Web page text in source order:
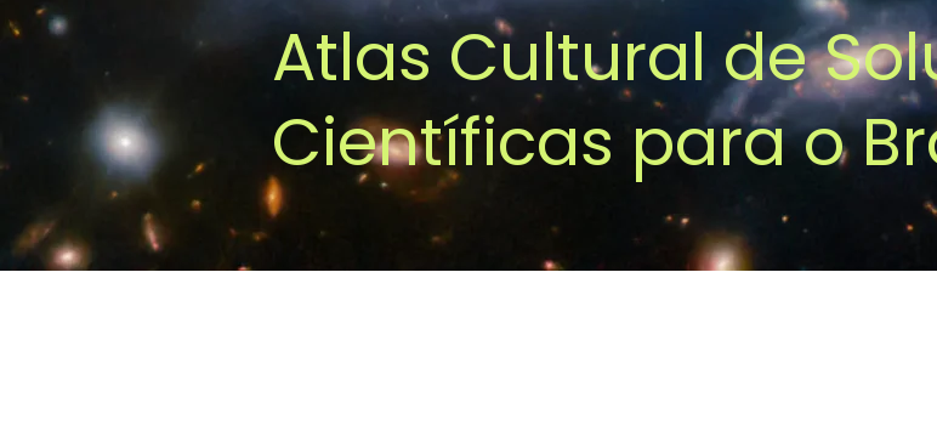
Atlas Cultural de
Científicas para o